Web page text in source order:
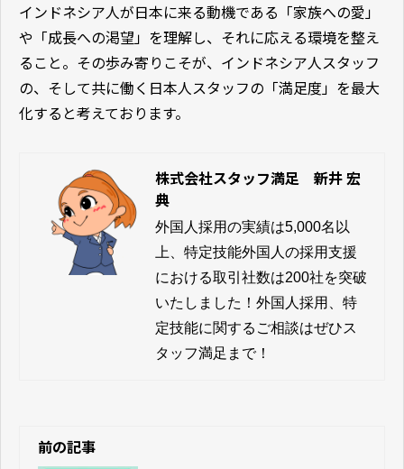
インドネシア人が日本に来る動機である「家族への愛」
や「成長への渇望」を理解し、それに応える環境を整え
ること。その歩み寄りこそが、インドネシア人スタッフ
の、そして共に働く日本人スタッフの「満足度」を最大
化すると考えております。
株式会社スタッフ満足 新井 宏
典
外国人採用の実績は5,000名以
上、特定技能外国人の採用支援
における取引社数は200社を突破
いたしました！外国人採用、特
定技能に関するご相談はぜひス
タッフ満足まで！
前の記事